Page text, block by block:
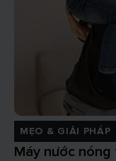
MẸO & GIẢI PHÁP
Máy nước